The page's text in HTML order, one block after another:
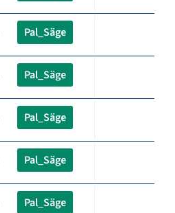
Pal_Säge
Pal_Säge
Pal_Säge
Pal_Säge
Pal_Säge